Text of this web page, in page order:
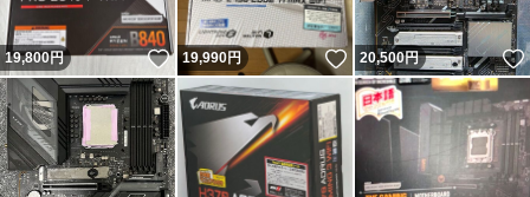
19,800円 いいね！
19,990円 いいね！
20,500円